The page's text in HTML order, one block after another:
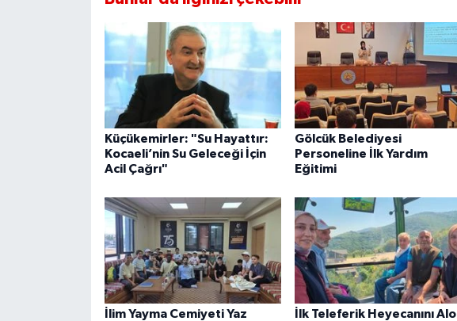
Küçükemirler: "Su Hayattır:
Kocaeli’nin Su Geleceği İçin
Acil Çağrı"
Gölcük Belediyesi
Personeline İlk Yardım
Eğitimi
İlim Yayma Cemiyeti Yaz
İlk Teleferik Heyecanını Alo